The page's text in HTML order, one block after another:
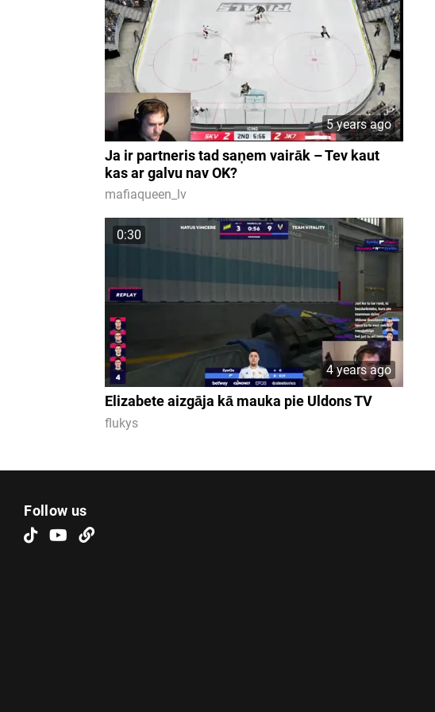
5 years ago
Ja ir partneris tad saņem vairāk – Tev kaut
kas ar galvu nav OK?
mafiaqueen_lv
0:30
4 years ago
Elizabete aizgāja kā mauka pie Uldons TV
flukys
Follow us